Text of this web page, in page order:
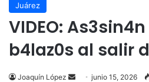
Juárez
VIDEO:
b4laz0s al salir
Joaquín López
Sendjunio 15, 2026